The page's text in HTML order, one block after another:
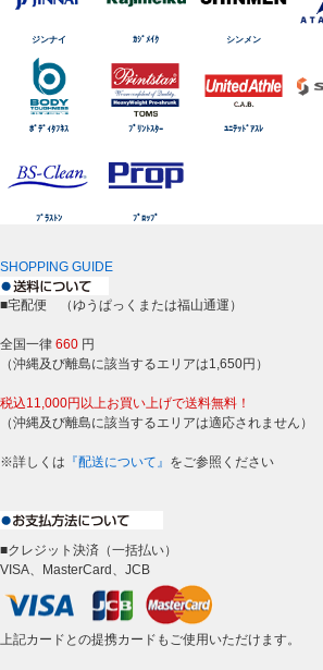
ジンナイ ｶｼﾞﾒｲｸ シンメン
ﾎﾞﾃﾞｨﾀﾌﾈｽ ﾌﾟﾘﾝﾄｽﾀｰ ﾕﾆﾃｯﾄﾞｱｽﾚ
ﾌﾞﾗｽﾄﾝ ﾌﾟﾛｯﾌﾟ
SHOPPING GUIDE
■宅配便 （ゆうぱっくまたは福山通運）
全国一律 660 円
（沖縄及び離島に該当するエリアは1,650円）
税込11,000円以上お買い上げで送料無料！
（沖縄及び離島に該当するエリアは適応されません）
※詳しくは 『配送について』 をご参照ください
■クレジット決済（一括払い）
VISA、MasterCard、JCB
上記カードとの提携カードもご使用いただけます。